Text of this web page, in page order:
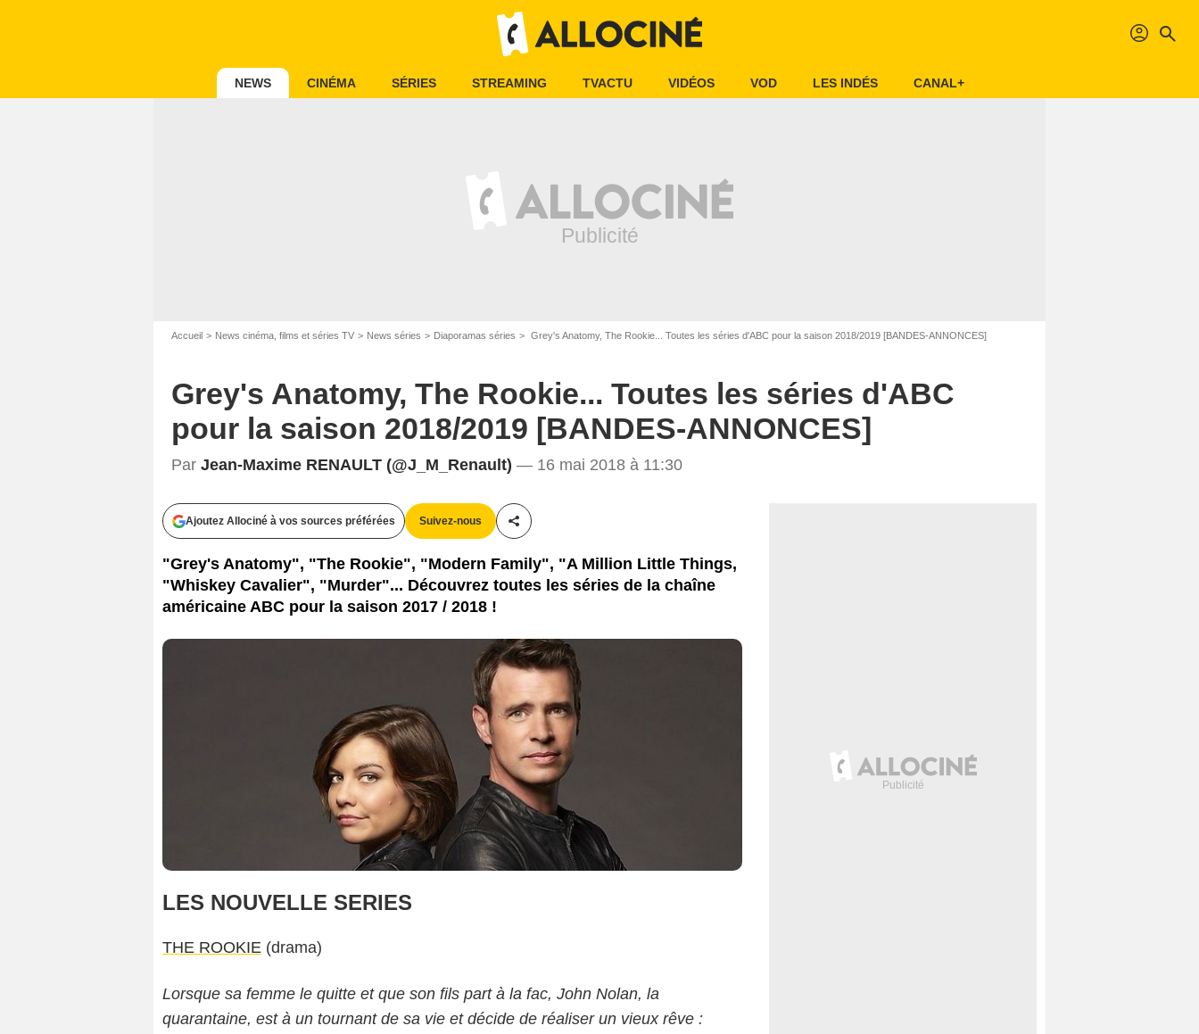
profil search
NEWS CINÉMA SÉRIES STREAMING TVACTU VIDÉOS VOD LES INDÉS CANAL+
Accueil News cinéma, films et séries TV News séries Diaporamas séries Grey's Anatomy, The Rookie... Toutes les séries d'ABC pour la saison 2018/2019 [BANDES-ANNONCES]
Grey's Anatomy, The Rookie... Toutes les séries d'ABC
pour la saison 2018/2019 [BANDES-ANNONCES]
Par Jean-Maxime RENAULT (@J_M_Renault) — 16 mai 2018 à 11:30
Ajoutez Allociné à vos sources préférées Suivez-nous
Partager cet article
"Grey's Anatomy", "The Rookie", "Modern Family", "A Million Little Things,
"Whiskey Cavalier", "Murder"... Découvrez toutes les séries de la chaîne
américaine ABC pour la saison 2017 / 2018 !
LES NOUVELLE SERIES
THE ROOKIE (drama)
Lorsque sa femme le quitte et que son fils part à la fac, John Nolan, la
quarantaine, est à un tournant de sa vie et décide de réaliser un vieux rêve :